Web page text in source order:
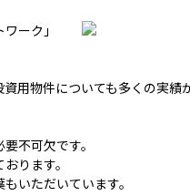
ーク」
用物件についても多くの実
不可欠です。
ります。
いただいています。